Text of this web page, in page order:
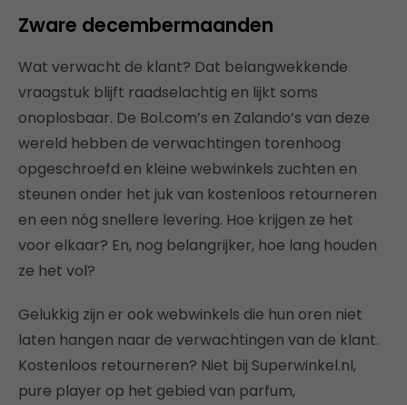
Zware decembermaanden
Wat verwacht de klant? Dat belangwekkende
vraagstuk blijft raadselachtig en lijkt soms
onoplosbaar. De Bol.com’s en Zalando’s van deze
wereld hebben de verwachtingen torenhoog
opgeschroefd en kleine webwinkels zuchten en
steunen onder het juk van kostenloos retourneren
en een nóg snellere levering. Hoe krijgen ze het
voor elkaar? En, nog belangrijker, hoe lang houden
ze het vol?
Gelukkig zijn er ook webwinkels die hun oren niet
laten hangen naar de verwachtingen van de klant.
Kostenloos retourneren? Niet bij Superwinkel.nl,
pure player op het gebied van parfum,